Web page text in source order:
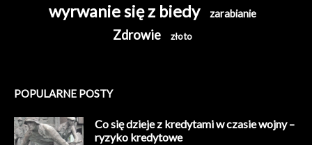
wyrwanie się z biedy zarabianie
Zdrowie złoto
POPULARNE POSTY
Co się dzieje z kredytami w czasie wojny –
ryzyko kredytowe